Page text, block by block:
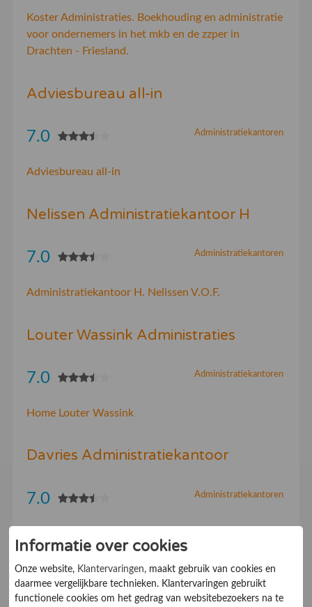
Koster Administraties. Boekhouding en administratie
voor ondernemers in het mkb en de zzper in
Drachten - Friesland.
Adviesbureau all-in
Administratiekantoren
7.0
Adviesbureau all-in
Nelissen Administratiekantoor H
Administratiekantoren
7.0
Administratiekantoor H. Nelissen V.O.F.
Louter Wassink Administraties
Administratiekantoren
7.0
Home Louter Wassink
Davries Administratiekantoor
Administratiekantoren
7.0
Leferink Administratie en
Belastingadvies
Informatie over cookies
Onze website, Klantervaringen, maakt gebruik van cookies en
daarmee vergelijkbare technieken. Klantervaringen gebruikt
functionele cookies om het gedrag van websitebezoekers na te